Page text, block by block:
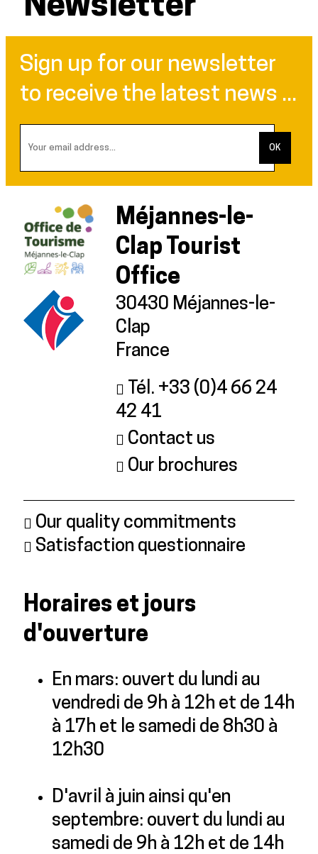
Newsletter
Sign up for our newsletter
to receive the latest news ...
Méjannes-le-
Clap Tourist
Office
30430 Méjannes-le-
Clap
France
Tél. +33 (0)4 66 24
42 41
Contact us
Our brochures
Our quality commitments
Satisfaction questionnaire
Horaires et jours
d'ouverture
En mars: ouvert du lundi au
vendredi de 9h à 12h et de 14h
à 17h et le samedi de 8h30 à
12h30
D'avril à juin ainsi qu'en
septembre: ouvert du lundi au
samedi de 9h à 12h et de 14h